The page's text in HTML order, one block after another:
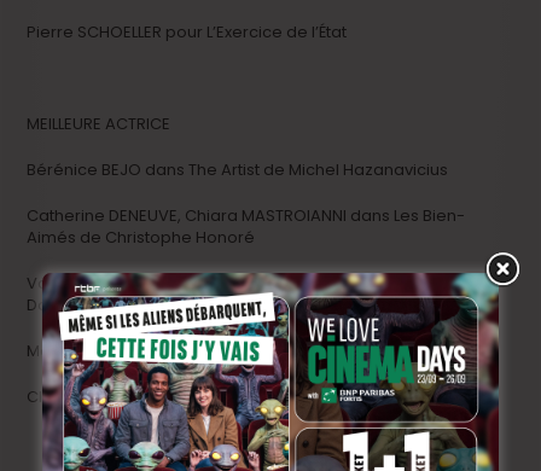
Pierre SCHOELLER pour L’Exercice de l’État
MEILLEURE ACTRICE
Bérénice BEJO dans The Artist de Michel Hazanavicius
Catherine DENEUVE, Chiara MASTROIANNI dans Les Bien-
Aimés de Christophe Honoré
Valérie DONZELLI dans La Guerre est déclarée de Valérie
Donzelli
Marina FOIS, Karin VIARD dans Polisse de Maïwenn
Clotilde HESME dans Angèle et Tony d’Alix Delaporte